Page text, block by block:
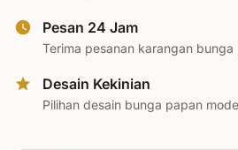
Pesan 24 Jam
Terima pesanan karangan
Desain Kekinian
Pilihan desain bunga papan